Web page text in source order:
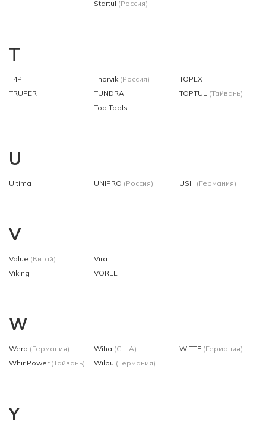
Startul (Россия)
T
T4P
TRUPER
Thorvik (Россия)
TUNDRA
Top Tools
TOPEX
TOPTUL (Тайвань)
U
Ultima UNIPRO (Россия) USH (Германия)
V
Value (Китай)
Viking
Vira
VOREL
W
Wera (Германия)
WhirlPower (Тайвань)
Wiha (США)
Wilpu (Германия)
WITTE (Германия)
Y